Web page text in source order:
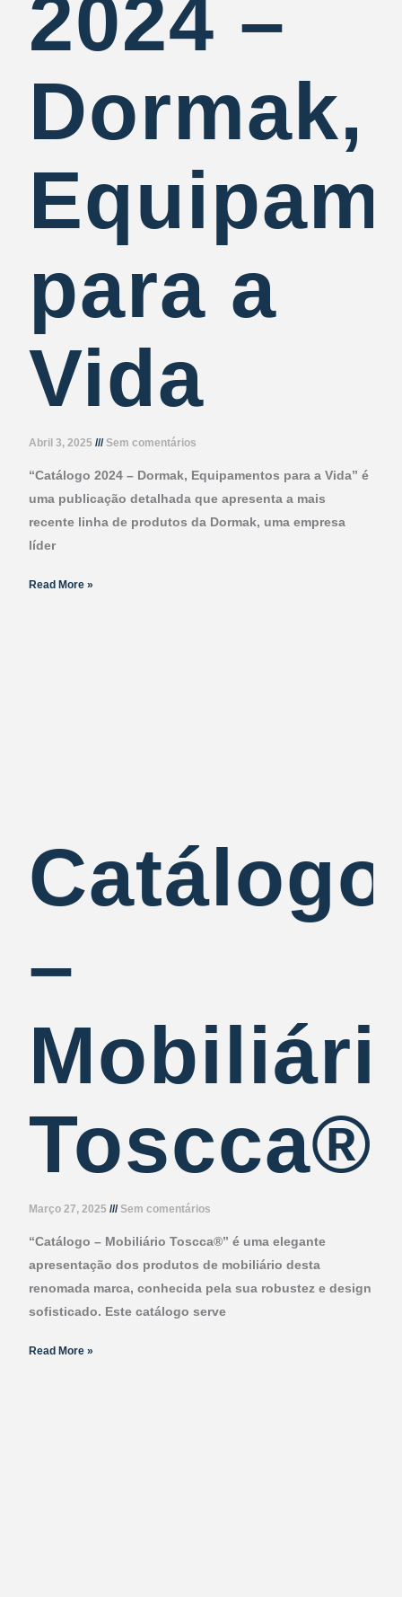
2024 –
Dormak,
para a
Vida
Abril 3, 2025 Sem comentários
“Catálogo 2024 – Dormak, Equipamentos para a Vida” é
uma publicação detalhada que apresenta a mais
recente linha de produtos da Dormak, uma empresa
líder
Read More »
Catálogo
–
Toscca®
Março 27, 2025 Sem comentários
“Catálogo – Mobiliário Toscca®” é uma elegante
apresentação dos produtos de mobiliário desta
renomada marca, conhecida pela sua robustez e design
sofisticado. Este catálogo serve
Read More »